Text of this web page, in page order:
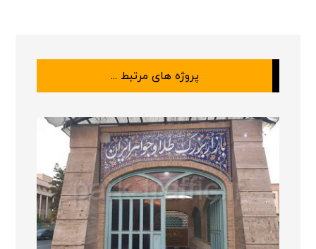
پروژه های مرتبط ...